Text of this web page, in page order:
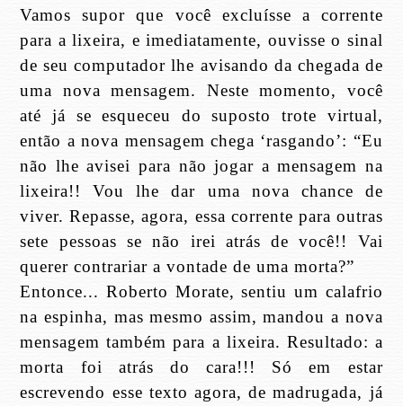
Vamos supor que você excluísse a corrente
para a lixeira, e imediatamente, ouvisse o sinal
de seu computador lhe avisando da chegada de
uma nova mensagem. Neste momento, você
até já se esqueceu do suposto trote virtual,
então a nova mensagem chega ‘rasgando’: “Eu
não lhe avisei para não jogar a mensagem na
lixeira!! Vou lhe dar uma nova chance de
viver. Repasse, agora, essa corrente para outras
sete pessoas se não irei atrás de você!! Vai
querer contrariar a vontade de uma morta?”
Entonce... Roberto Morate, sentiu um calafrio
na espinha, mas mesmo assim, mandou a nova
mensagem também para a lixeira. Resultado: a
morta foi atrás do cara!!! Só em estar
escrevendo esse texto agora, de madrugada, já